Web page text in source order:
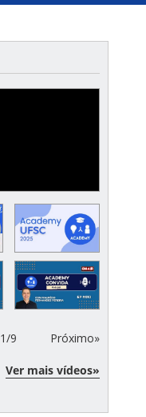
1/9 Próximo»
Ver mais vídeos»